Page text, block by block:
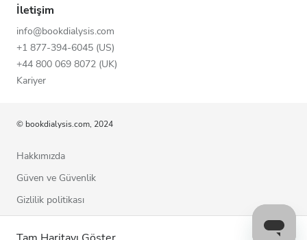
İletişim
info@bookdialysis.com
+1 877-394-6045 (US)
+44 800 069 8072 (UK)
Kariyer
© bookdialysis.com, 2024
Hakkımızda
Güven ve Güvenlik
Gizlilik politikası